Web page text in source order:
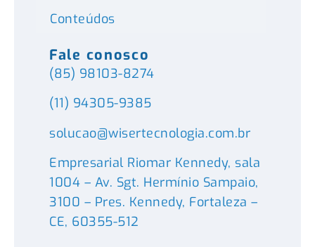
Conteúdos
Fale conosco
(85) 98103-8274
(11) 94305-9385
solucao@wisertecnologia.com.br
Empresarial Riomar Kennedy, sala
1004 – Av. Sgt. Hermínio Sampaio,
3100 – Pres. Kennedy, Fortaleza –
CE, 60355-512